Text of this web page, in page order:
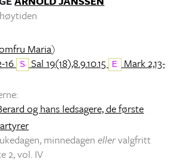
Maria)
16 S Sal 19(18),8.9.10.15 E Mark 2,13-
og hans ledsagere, de første
minnedagen ellervalgfritt
2, vol. IV